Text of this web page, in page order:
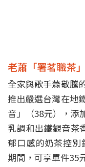
老蕭「署茗職茶
全家與歌手蕭敬騰
推出嚴選台灣在地
音」（38元）， 添
乳調和出鐵觀音茶
郁口感的奶茶控
期間，可享單件35